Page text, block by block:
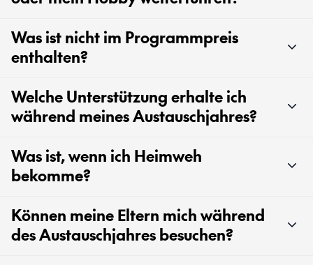
Was ist nicht im Programmpreis
enthalten?
Welche Unterstützung erhalte ich
während meines Austauschjahres?
Was ist, wenn ich Heimweh
bekomme?
Können meine Eltern mich während
des Austauschjahres besuchen?